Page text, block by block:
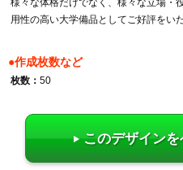
用性の高い大学備品としてご好評をい
●作成枚数など
枚数： 50
このデザインを